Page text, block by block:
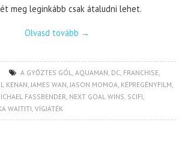
meg leginkább csak átaludni lehet.
Olvasd tovább →
A GYŐZTES GÓL,AQUAMAN, DC, FRANCHISE,
KENAN,JAMES WAN,JASON MOMOA, KÉPREGÉNYFILM,
FASSBENDER, NEXT GOAL WINS, SCIFI,
WAITITI,VÍGJÁTÉK